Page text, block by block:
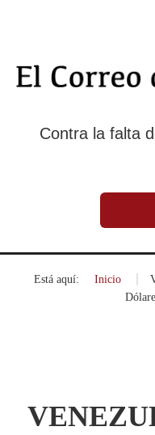
Contra la falta
Está aquí: Inicio